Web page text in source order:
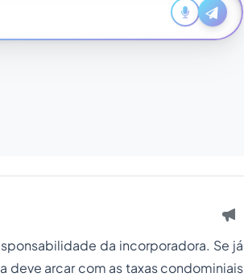
da incorporadora. Se já
deve arcar com as taxas condominiais